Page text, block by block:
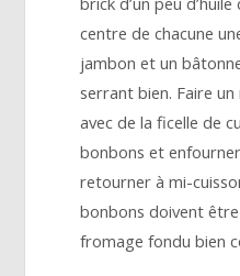
centre de chacune
jambon et un
serrant bien. Faire
avec de la ficelle de
bonbons et
retourner à mi-
bonbons doivent
fromage fondu bien